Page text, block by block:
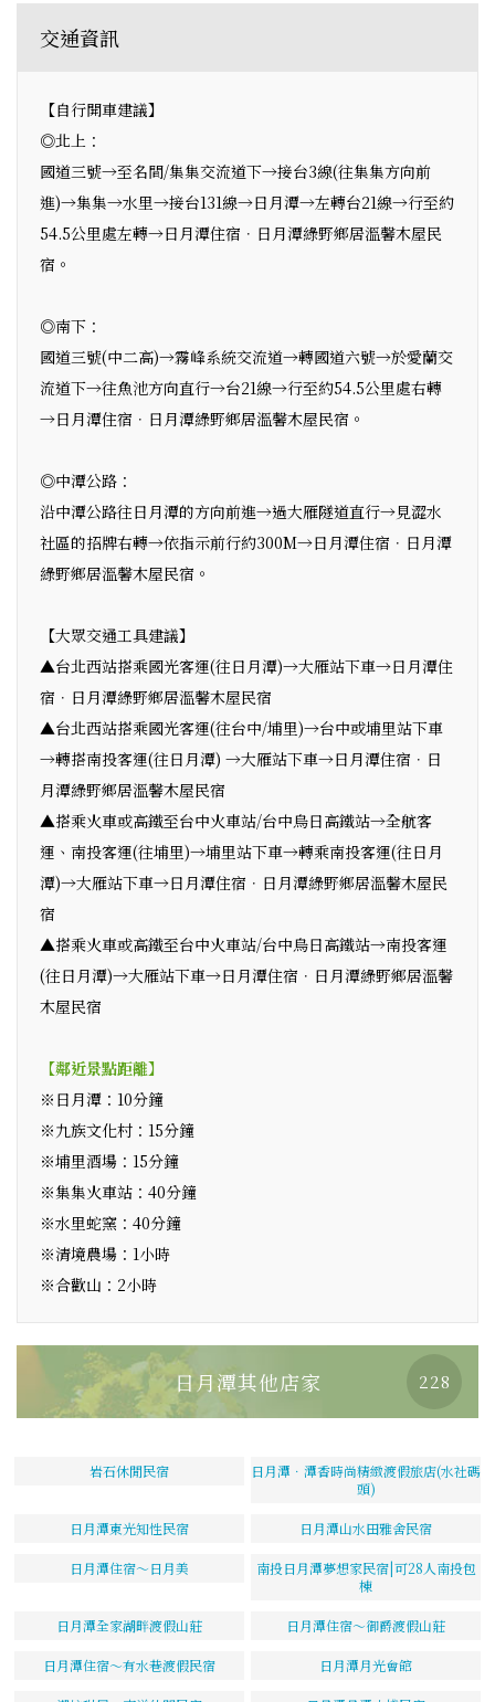
交通資訊
【自行開車建議】
◎北上：
國道三號→至名間/集集交流道下→接台3線(往集集方向前
進)→集集→水里→接台131線→日月潭→左轉台21線→行至約
54.5公里處左轉→日月潭住宿．日月潭綠野鄉居溫馨木屋民
宿。
◎南下：
國道三號(中二高)→霧峰系統交流道→轉國道六號→於愛蘭交
流道下→往魚池方向直行→台21線→行至約54.5公里處右轉
→日月潭住宿．日月潭綠野鄉居溫馨木屋民宿。
◎中潭公路：
沿中潭公路往日月潭的方向前進→過大雁隧道直行→見澀水
社區的招牌右轉→依指示前行約300M→日月潭住宿．日月潭
綠野鄉居溫馨木屋民宿。
【大眾交通工具建議】
▲台北西站搭乘國光客運(往日月潭)→大雁站下車→日月潭住
宿．日月潭綠野鄉居溫馨木屋民宿
▲台北西站搭乘國光客運(往台中/埔里)→台中或埔里站下車
→轉搭南投客運(往日月潭) →大雁站下車→日月潭住宿．日
月潭綠野鄉居溫馨木屋民宿
▲搭乘火車或高鐵至台中火車站/台中烏日高鐵站→全航客
運、南投客運(往埔里)→埔里站下車→轉乘南投客運(往日月
潭)→大雁站下車→日月潭住宿．日月潭綠野鄉居溫馨木屋民
宿
▲搭乘火車或高鐵至台中火車站/台中烏日高鐵站→南投客運
(往日月潭)→大雁站下車→日月潭住宿．日月潭綠野鄉居溫馨
木屋民宿
【鄰近景點距離】
※日月潭：10分鐘
※九族文化村：15分鐘
※埔里酒場：15分鐘
※集集火車站：40分鐘
※水里蛇窯：40分鐘
※清境農場：1小時
※合歡山：2小時
日月潭其他店家 228
岩石休閒民宿
日月潭．潭香時尚精緻渡假旅店(水社碼
頭)
日月潭東光知性民宿 日月潭山水田雅舍民宿
日月潭住宿～日月美
南投日月潭夢想家民宿|可28人南投包
棟
日月潭全家湖畔渡假山莊 日月潭住宿～御爵渡假山莊
日月潭住宿～有水巷渡假民宿 日月潭月光會館